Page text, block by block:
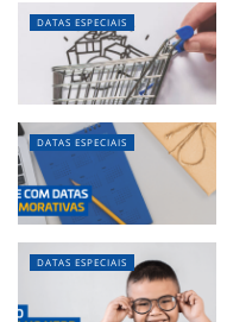
DATAS ESPECIAIS
DATAS ESPECIAIS
DATAS ESPECIAIS